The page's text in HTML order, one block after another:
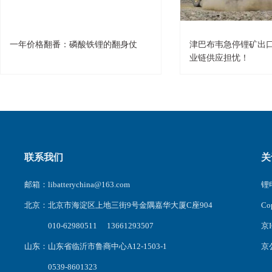
一年价格翻番：磷酸铁锂的翻身仗
津巴布韦急停锂矿出
业链供应担忧！
联系我们
邮箱：libatterychina@163.com
北京：北京市海淀区上地三街9号金隅嘉华大厦C座904
010-62980511 13661293507
山东：山东省临沂市鲁商中心A12-1503-1
0539-8601323
锂
京
京